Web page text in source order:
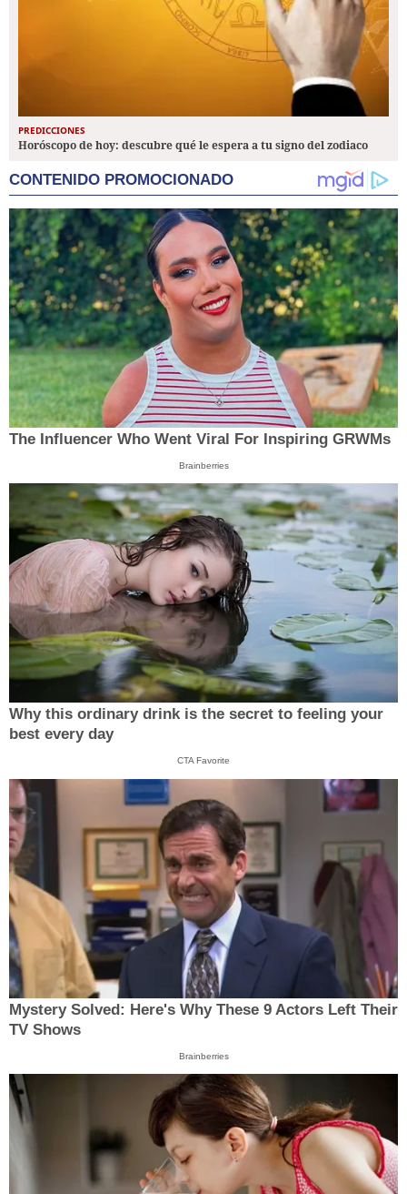
PREDICCIONES
Horóscopo de hoy: descubre qué le espera a tu signo del zodiaco
CONTENIDO PROMOCIONADO
The Influencer Who Went Viral For Inspiring GRWMs
Brainberries
Why this ordinary drink is the secret to feeling your
best every day
CTA Favorite
Mystery Solved: Here's Why These 9 Actors Left Their
TV Shows
Brainberries